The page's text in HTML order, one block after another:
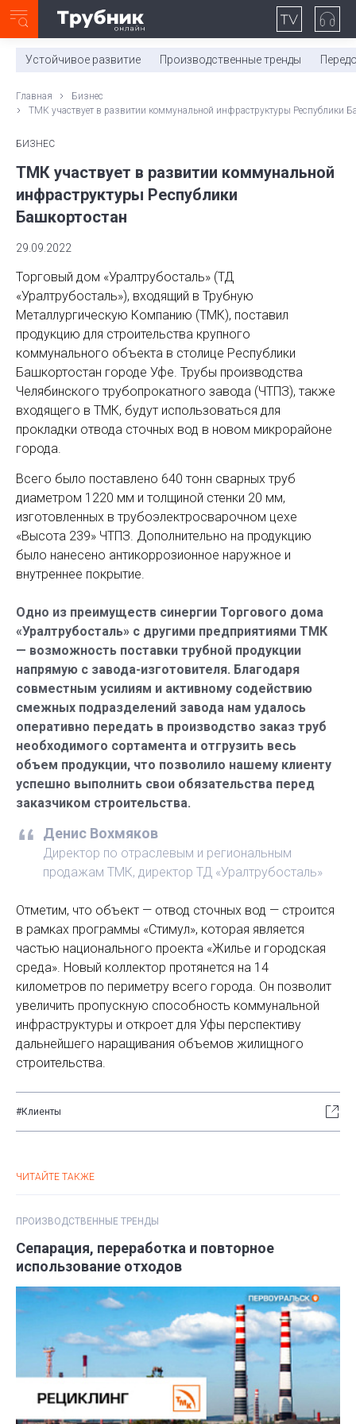
0:00/ 11:03
Устойчивое развитие Производственные тренды
Главная
Бизнес
ТМК участвует в развитии коммунальной инфраструктуры Республики
БИЗНЕС
ТМК участвует в развитии коммунальной
инфраструктуры Республики
Башкортостан
29.09.2022
Торговый дом «Уралтрубосталь» (ТД
«Уралтрубосталь»), входящий в Трубную
Металлургическую Компанию (ТМК), поставил
продукцию для строительства крупного
коммунального объекта в столице Республики
Башкортостан городе Уфе. Трубы производства
Челябинского трубопрокатного завода (ЧТПЗ), также
входящего в ТМК, будут использоваться для
прокладки отвода сточных вод в новом микрорайоне
города.
Всего было поставлено 640 тонн сварных труб
диаметром 1220 мм и толщиной стенки 20 мм,
изготовленных в трубоэлектросварочном цехе
«Высота 239» ЧТПЗ. Дополнительно на продукцию
было нанесено антикоррозионное наружное и
внутреннее покрытие.
Одно из преимуществ синергии Торгового дома
«Уралтрубосталь» с другими предприятиями ТМК
— возможность поставки трубной продукции
напрямую с завода-изготовителя. Благодаря
совместным усилиям и активному содействию
смежных подразделений завода нам удалось
оперативно передать в производство заказ труб
необходимого сортамента и отгрузить весь
объем продукции, что позволило нашему клиенту
успешно выполнить свои обязательства перед
заказчиком строительства.
Денис Вохмяков
Директор по отраслевым и региональным
продажам ТМК, директор ТД «Уралтрубосталь»
Отметим, что объект — отвод сточных вод — строится
в рамках программы «Стимул», которая является
частью национального проекта «Жилье и городская
среда». Новый коллектор протянется на 14
километров по периметру всего города. Он позволит
увеличить пропускную способность коммунальной
инфраструктуры и откроет для Уфы перспективу
дальнейшего наращивания объемов жилищного
строительства.
#Клиенты
ЧИТАЙТЕ ТАКЖЕ
ПРОИЗВОДСТВЕННЫЕ ТРЕНДЫ
Сепарация, переработка и повторное
использование отходов